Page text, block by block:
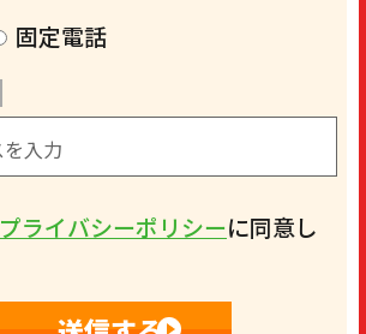
固定電話
プライバシーポリシーに同意し